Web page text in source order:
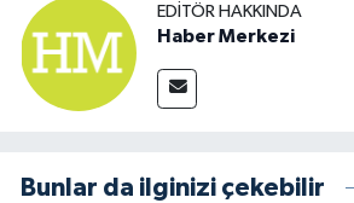
EDITÖR HAKKINDA
Haber Merkezi
Bunlar da ilginizi çekebilir